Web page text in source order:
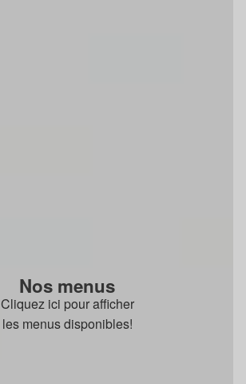
Nos menus
Cliquez ici pour afficher
les menus disponibles!